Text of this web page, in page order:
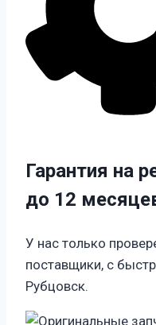
Гарантия на
до 12
У нас только
поставщики, с
Рубцовск.